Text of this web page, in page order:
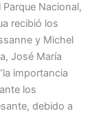
Nacional,
recibió los
y Michel
José María
importancia
los
debido a